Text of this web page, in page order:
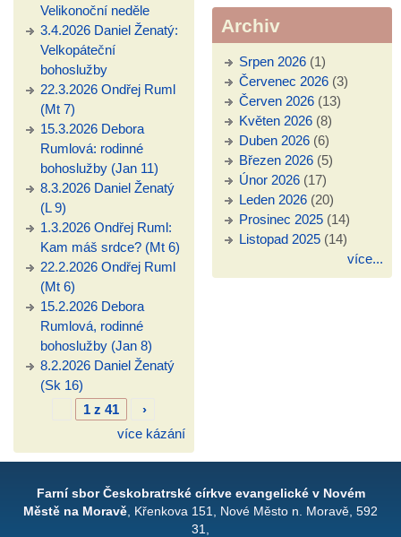
Velikonoční neděle
3.4.2026 Daniel Ženatý:
Velkopáteční
bohoslužby
22.3.2026 Ondřej Ruml
(Mt 7)
15.3.2026 Debora
Rumlová: rodinné
bohoslužby (Jan 11)
8.3.2026 Daniel Ženatý
(L 9)
1.3.2026 Ondřej Ruml:
Kam máš srdce? (Mt 6)
22.2.2026 Ondřej Ruml
(Mt 6)
15.2.2026 Debora
Rumlová, rodinné
bohoslužby (Jan 8)
8.2.2026 Daniel Ženatý
(Sk 16)
1 z 41
›
více kázání
Archiv
Srpen 2026(1)
Červenec 2026(3)
Červen 2026(13)
Květen 2026(8)
Duben 2026(6)
Březen 2026(5)
Únor 2026(17)
Leden 2026(20)
Prosinec 2025(14)
Listopad 2025(14)
více...
Farní sbor Českobratrské církve evangelické v Novém
Městě na Moravě , Křenkova 151, Nové Město n. Moravě, 592
31,